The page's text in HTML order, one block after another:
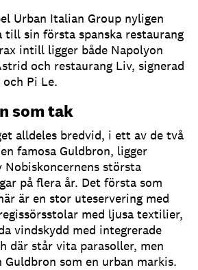
Urban Italian Group nyligen
sin första spanska restaurang
intill ligger både Napolyon
och restaurang Liv, signerad
Pi Le.
som tak
alldeles bredvid, i ett av de två
famosa Guldbron, ligger
Nobiskoncernens största
på flera år. Det första som
är en stor uteservering med
med ljusa textilier,
vindskydd med integrerade
där står vita parasoller, men
Guldbron som en urban markis.